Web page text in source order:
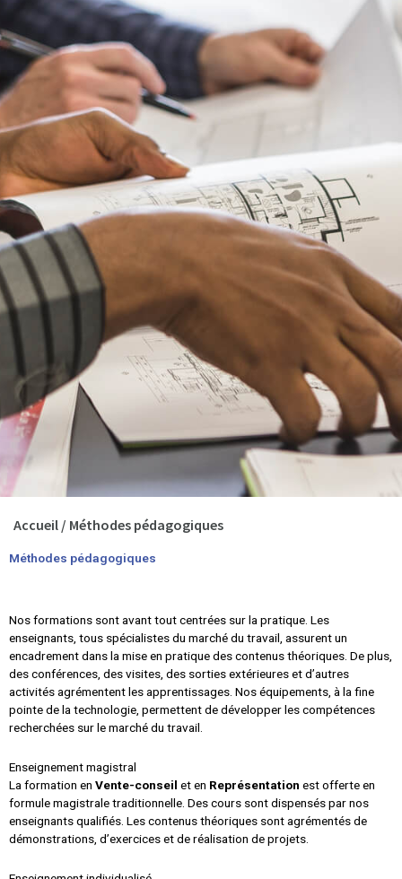
Accueil / Méthodes pédagogiques
Méthodes pédagogiques
Nos formations sont avant tout centrées sur la pratique. Les
enseignants, tous spécialistes du marché du travail, assurent un
encadrement dans la mise en pratique des contenus théoriques. De plus,
des conférences, des visites, des sorties extérieures et d’autres
activités agrémentent les apprentissages. Nos équipements, à la fine
pointe de la technologie, permettent de développer les compétences
recherchées sur le marché du travail.
Enseignement magistral
La formation en Vente-conseil et en Représentation est offerte en
formule magistrale traditionnelle. Des cours sont dispensés par nos
enseignants qualifiés. Les contenus théoriques sont agrémentés de
démonstrations, d’exercices et de réalisation de projets.